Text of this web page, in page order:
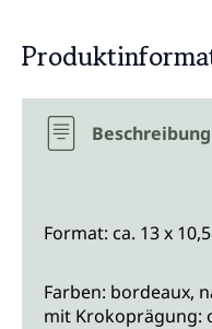
Beschreibung
Format: ca. 13 x
Farben: bordeaux,
mit Krokoprägung: